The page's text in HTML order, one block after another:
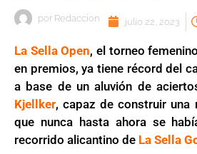
por Redaccion julio 22, 2023
La Sella Open, el torneo
en premios, ya tiene récord del
a base de un aluvión de
Kjellker, capaz de construir una
que nunca hasta ahora se
recorrido alicantino de La Sella